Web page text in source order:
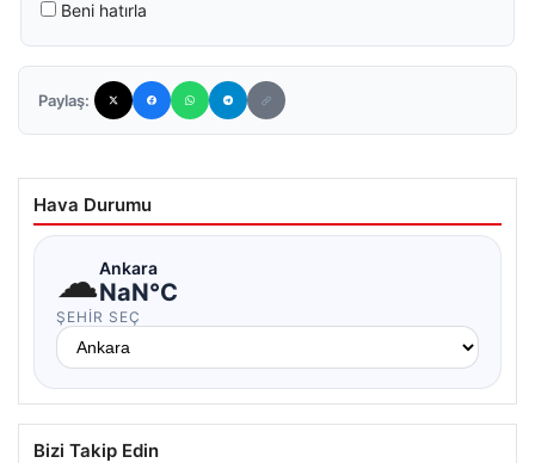
Beni hatırla
Paylaş:
Hava Durumu
☁Ankara
NaN°C
ŞEHIR SEÇ
Bizi Takip Edin